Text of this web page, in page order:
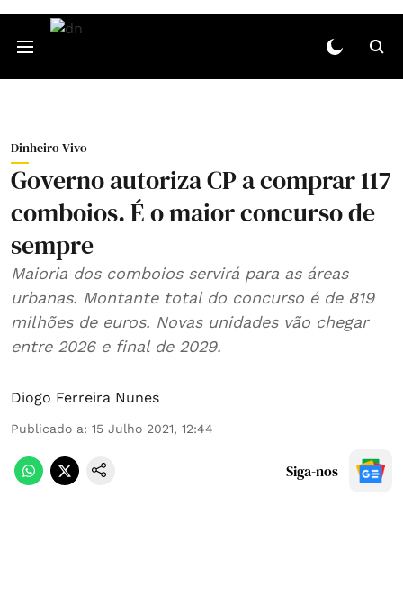
Dinheiro Vivo
Governo autoriza CP a comprar 117
comboios. É o maior concurso de
sempre
Maioria dos comboios servirá para as áreas
urbanas. Montante total do concurso é de 819
milhões de euros. Novas unidades vão chegar
entre 2026 e final de 2029.
Diogo Ferreira Nunes
Publicado a: 15 Julho 2021, 12:44
Siga-nos